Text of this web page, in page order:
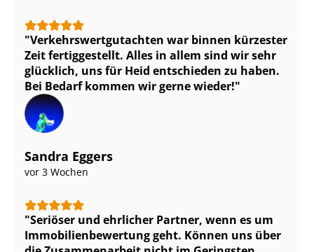
Ver­kehrs­wert­gut­ach­ten war binnen kürzester
Zeit fertiggestellt. Alles in allem sind wir sehr
glücklich, uns für Heid entschieden zu haben.
Bei Bedarf kommen wir gerne wieder!
Sandra Eggers
vor 3 Wochen
Seriöser und ehrlicher Partner, wenn es um
Im­mo­bi­li­en­be­wer­tung geht. Können uns über